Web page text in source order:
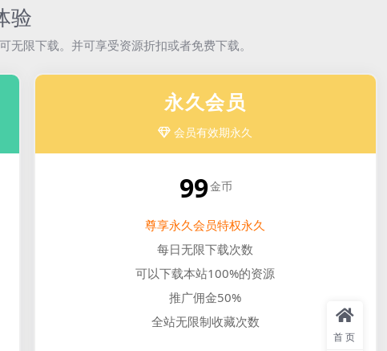
验
限下载。并可享受资源折扣或者免费下载。
永久会员
会员有效期永久
99金币
尊享永久会员特权永久
每日无限下载次数
可以下载本站100%的资源
推广佣金50%
全站无限制收藏次数
首页